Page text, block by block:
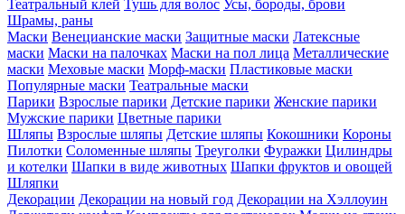
Театральный клей Тушь для волос Усы, бороды, брови
Шрамы, раны
Маски Венецианские маски Защитные маски Латексные
маски Маски на палочках Маски на пол лица Металлические
маски Меховые маски Морф-маски Пластиковые маски
Популярные маски Театральные маски
Парики Взрослые парики Детские парики Женские парики
Мужские парики Цветные парики
Шляпы Взрослые шляпы Детские шляпы Кокошники Короны
Пилотки Соломенные шляпы Треуголки Фуражки Цилиндры
и котелки Шапки в виде животных Шапки фруктов и овощей
Шляпки
Декорации Декорации на новый год Декорации на Хэллоуин